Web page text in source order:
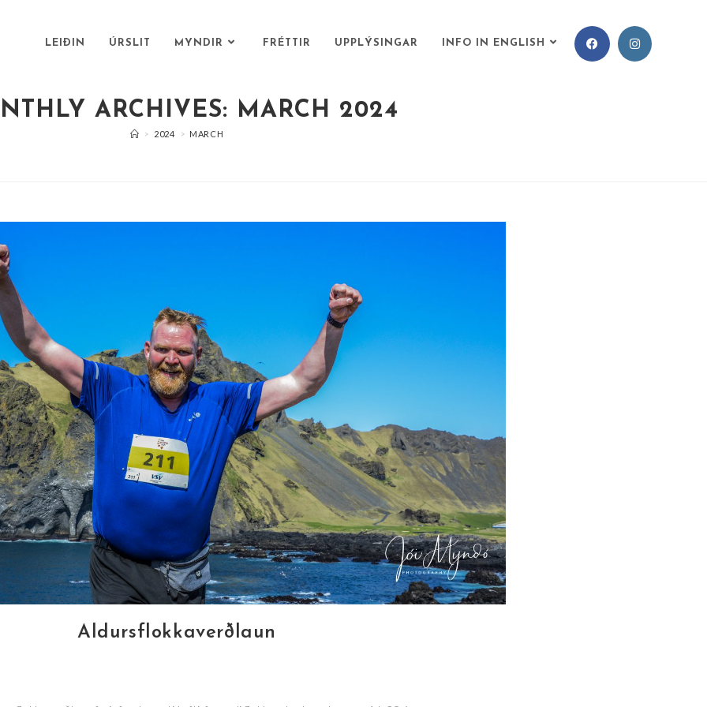
LEIÐIN ÚRSLIT MYNDIR FRÉTTIR UPPLÝSINGAR INFO IN ENGLISH
ARCHIVES: MARCH 2024
> 2024 > MARCH
Aldursflokkaverðlaun